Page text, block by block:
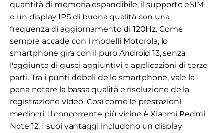
quantità di memoria espandibile, il supporto eSIM
e un display IPS di buona qualità con una
frequenza di aggiornamento di 120Hz. Come
sempre accade con i modelli Motorola, lo
smartphone gira con il puro Android 13, senza
l'aggiunta di gusci aggiuntivi e applicazioni di terze
parti. Tra i punti deboli dello smartphone, vale la
pena notare la bassa qualità e risoluzione della
registrazione video. Così come le prestazioni
mediocri. Il concorrente più vicino è Xiaomi Redmi
Note 12. I suoi vantaggi includono un display